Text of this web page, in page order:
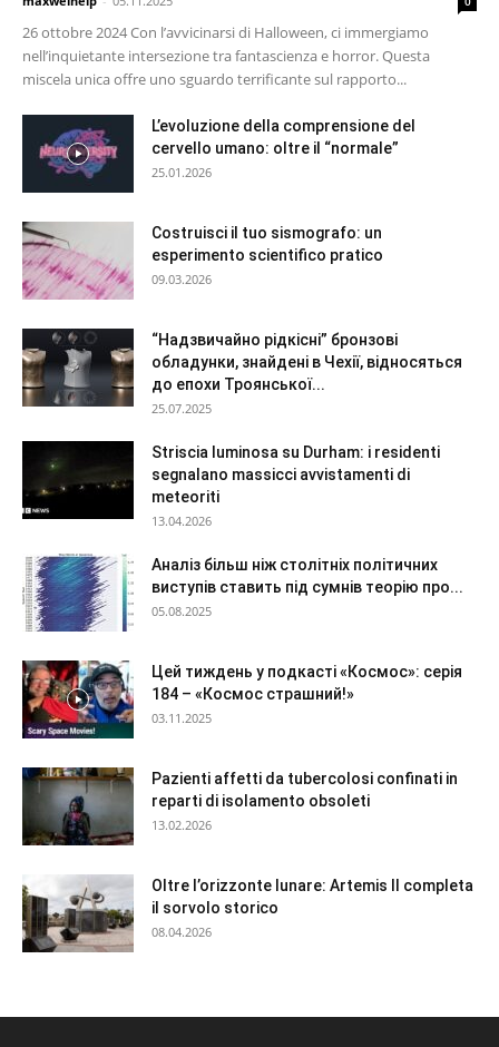
26 ottobre 2024 Con l’avvicinarsi di Halloween, ci immergiamo
nell’inquietante intersezione tra fantascienza e horror. Questa
miscela unica offre uno sguardo terrificante sul rapporto...
L’evoluzione della comprensione del
cervello umano: oltre il “normale”
25.01.2026
Costruisci il tuo sismografo: un
esperimento scientifico pratico
09.03.2026
“Надзвичайно рідкісні” бронзові
обладунки, знайдені в Чехії, відносяться
до епохи Троянської...
25.07.2025
Striscia luminosa su Durham: i residenti
segnalano massicci avvistamenti di
meteoriti
13.04.2026
Аналіз більш ніж столітніх політичних
виступів ставить під сумнів теорію про...
05.08.2025
Цей тиждень у подкасті «Космос»: серія
184 – «Космос страшний!»
03.11.2025
Pazienti affetti da tubercolosi confinati in
reparti di isolamento obsoleti
13.02.2026
Oltre l’orizzonte lunare: Artemis II completa
il sorvolo storico
08.04.2026